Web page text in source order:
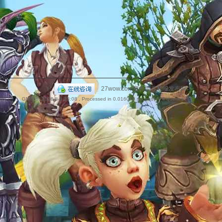
捷
航
| 27wow.com魔兽世界私服发布网
GMT+8, 2026-8-8 23:08, Processed in 0.016049 second(s), 4 queries .